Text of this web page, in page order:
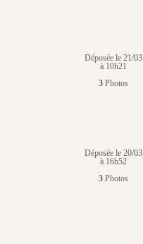
Déposée le 21/03
à 10h21
3 Photos
Déposée le 20/03
à 16h52
3 Photos